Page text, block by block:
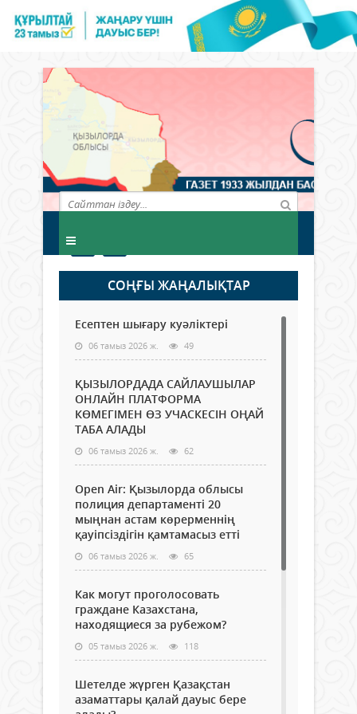
СОҢҒЫ ЖАҢАЛЫҚТАР
Есептен шығару куәліктері
06 тамыз 2026 ж. 49
ҚЫЗЫЛОРДАДА САЙЛАУШЫЛАР
ОНЛАЙН ПЛАТФОРМА
КӨМЕГІМЕН ӨЗ УЧАСКЕСІН ОҢАЙ
ТАБА АЛАДЫ
06 тамыз 2026 ж. 62
Open Air: Қызылорда облысы
полиция департаменті 20
мыңнан астам көрерменнің
қауіпсіздігін қамтамасыз етті
06 тамыз 2026 ж. 65
Как могут проголосовать
граждане Казахстана,
находящиеся за рубежом?
05 тамыз 2026 ж. 118
Шетелде жүрген Қазақстан
азаматтары қалай дауыс бере